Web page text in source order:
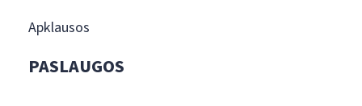
Apklausos
PASLAUGOS